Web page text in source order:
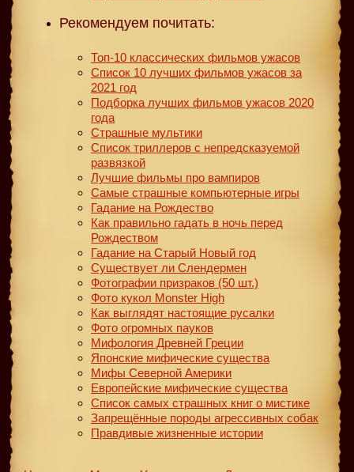
Рекомендуем почитать:
Топ-10 классических фильмов ужасов
Список 10 лучших фильмов ужасов за
2021 год
Подборка лучших фильмов ужасов 2020
года
Страшные мультики
Список триллеров с непредсказуемой
развязкой
Лучшие фильмы про вампиров
Самые страшные компьютерные игры
Гадание на Рождество
Как правильно гадать в ночь перед
Рождеством
Гадание на Старый Новый год
Существует ли Слендермен
Фотографии призраков (50 шт.)
Фото кукол Monster High
Как выглядят настоящие русалки
Фото огромных пауков
Мифология Древней Греции
Японские мифические существа
Мифы Северной Америки
Европейские мифические существа
Список самых страшных книг о мистике
Запрещённые породы агрессивных собак
Правдивые жизненные истории